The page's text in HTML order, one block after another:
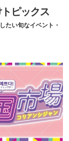
ピックス
たい旬なイベント・